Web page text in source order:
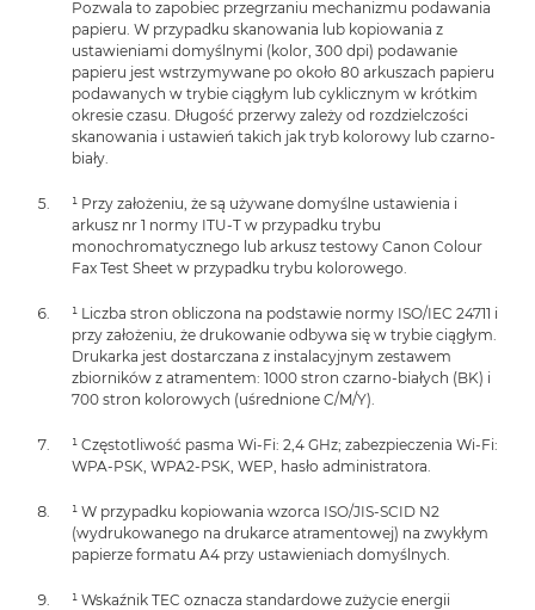
Pozwala to zapobiec przegrzaniu mechanizmu podawania
papieru. W przypadku skanowania lub kopiowania z
ustawieniami domyślnymi (kolor, 300 dpi) podawanie
papieru jest wstrzymywane po około 80 arkuszach papieru
podawanych w trybie ciągłym lub cyklicznym w krótkim
okresie czasu. Długość przerwy zależy od rozdzielczości
skanowania i ustawień takich jak tryb kolorowy lub czarno-
biały.
¹ Przy założeniu, że są używane domyślne ustawienia i
arkusz nr 1 normy ITU-T w przypadku trybu
monochromatycznego lub arkusz testowy Canon Colour
Fax Test Sheet w przypadku trybu kolorowego.
¹ Liczba stron obliczona na podstawie normy ISO/IEC 24711 i
przy założeniu, że drukowanie odbywa się w trybie ciągłym.
Drukarka jest dostarczana z instalacyjnym zestawem
zbiorników z atramentem: 1000 stron czarno-białych (BK) i
700 stron kolorowych (uśrednione C/M/Y).
¹ Częstotliwość pasma Wi-Fi: 2,4 GHz; zabezpieczenia Wi-Fi:
WPA-PSK, WPA2-PSK, WEP, hasło administratora.
¹ W przypadku kopiowania wzorca ISO/JIS-SCID N2
(wydrukowanego na drukarce atramentowej) na zwykłym
papierze formatu A4 przy ustawieniach domyślnych.
¹ Wskaźnik TEC oznacza standardowe zużycie energii